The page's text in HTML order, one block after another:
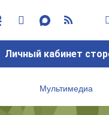
Личный кабинет
Мультимедиа